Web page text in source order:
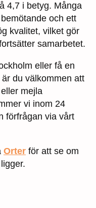
4,7 i betyg. Många
och ett
kvalitet, vilket gör
samarbetet.
eller få en
du välkommen att
eller mejla
vi inom 24
förfrågan via vårt
Orter för att se om